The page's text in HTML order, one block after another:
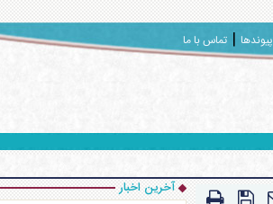
پیوندها تماس با ما
آخرین اخبار